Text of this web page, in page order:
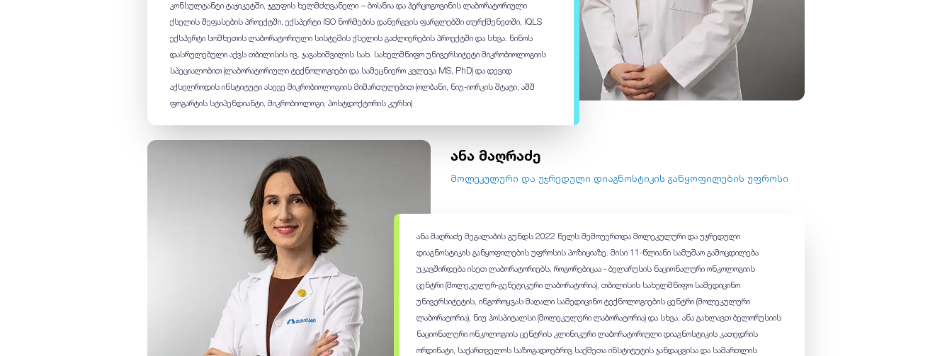
კონსულტანტი ტაჯიკეტში, ჯგუფის ხელმძღვანელი − ბოსნია და ჰერცოგოვინის ლაბორატორიული
ქსელის შეფასების პროექტში, ექსპერტი ISO ნორმების დანერგვის ფარგლებში თურქმენეთში, IQLS
ექსპერტი სომხეთის ლაბორატორიული სისტემის ქსელის გაძლიერების პროექტში და სხვა. ნინოს
დასრულებული აქვს თბილისის ივ. ჯავახიშვილის სახ. სახელმწიფო უნივერსიტეტი მიკრობიოლოგიის
სპეციალობით (ლაბორატორიული ტექნოლოგიები და სამეცნიერო კვლევა MS, PhD) და დევიდ
აქსელროდის ინსტიტუტი ასევე მიკრობიოლოგიის მიმართულებით (ოლბანი, ნიუ-იორკის შტატი, აშშ
ფოგარტის სტიპენდიანტი, მიკრობიოლოგი, პოსტდოქტორის კურსი)
ანა მაღრაძე
მოლეკულური და უჯრედული დიაგნოსტიკის განყოფილების უფროსი
ანა მაღრაძე მეგალაბის გუნდს 2022 წელს შემოუერთდა მოლეკულური და უჯრედული
დიაგნოსტიკის განყოფილების უფროსის პოზიციაზე. მისი 11-წლიანი სამუშაო გამოცდილება
უკავშირდება ისეთ ლაბორატორიებს, როგორებიცაა - ბელარუსის ნაციონალური ონკოლოგიის
ცენტრი (მოლეკულურ-გენეტიკური ლაბორატორია), თბილისის სახელმწიფო სამედიცინო
უნივერსიტეტის, ინგოროყვას მაღალი სამედიცინო ტექნოლოგიების ცენტრი (მოლეკულური
ლაბორატორია), ნიუ ჰოსპიტალსი (მოლეკულური ლაბორატორია) და სხვა. ანა გახლავთ ბელორუსიის
ნაციონალური ონკოლოგიის ცენტრის კლინიკური ლაბორატორიული დიაგნოსტიკის კათედრის
ორდინატი, საქართველოს საზოგადოებრივ საქმეთა ინსტიტუტის ჯანდაცვისა და სამართლის